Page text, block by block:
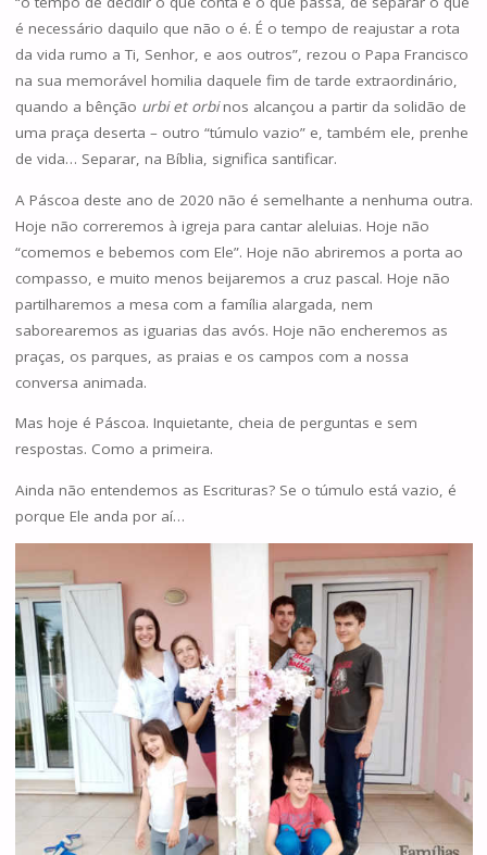
é necessário daquilo que não o é. É o tempo de reajustar a rota
da vida rumo a Ti, Senhor, e aos outros”, rezou o Papa Francisco
na sua memorável homilia daquele fim de tarde extraordinário,
quando a bênção urbi et orbinos alcançou a partir da solidão de
uma praça deserta – outro “túmulo vazio” e, também ele, prenhe
de vida… Separar, na Bíblia, significa santificar.
A Páscoa deste ano de 2020 não é semelhante a nenhuma outra.
Hoje não correremos à igreja para cantar aleluias. Hoje não
“comemos e bebemos com Ele”. Hoje não abriremos a porta ao
compasso, e muito menos beijaremos a cruz pascal. Hoje não
partilharemos a mesa com a família alargada, nem
saborearemos as iguarias das avós. Hoje não encheremos as
praças, os parques, as praias e os campos com a nossa
conversa animada.
Mas hoje é Páscoa. Inquietante, cheia de perguntas e sem
respostas. Como a primeira.
Ainda não entendemos as Escrituras? Se o túmulo está vazio, é
porque Ele anda por aí…